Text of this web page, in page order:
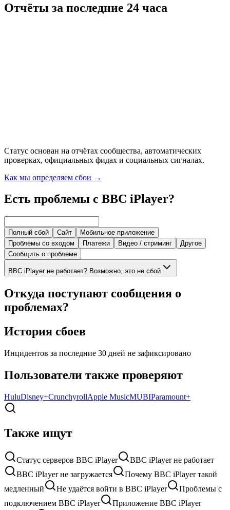
Отчёты за последние 24 часа
Статус основан на отчётах сообщества, автоматических
проверках, официальных фидах и социальных сигналах.
Как мы определяем сбои →
Есть проблемы с BBC iPlayer?
Полный сбой Сайт
Мобильное приложение
Проблемы со входом
Платежи Видео / стриминг
Другое
Сообщить о проблеме
BBC iPlayer не работает? Возможно, это не сбой
Откуда поступают сообщения о
проблемах?
История сбоев
Инцидентов за последние 30 дней не зафиксировано
Пользователи также проверяют
HuluDisney+CrunchyrollApple MusicMUBIParamount+
Также ищут
Статус серверов BBC iPlayer
BBC iPlayer не работает
BBC iPlayer не загружается
Почему BBC iPlayer такой
медленный
Не удаётся войти в BBC iPlayer
Проблемы с
подключением BBC iPlayer
Приложение BBC iPlayer